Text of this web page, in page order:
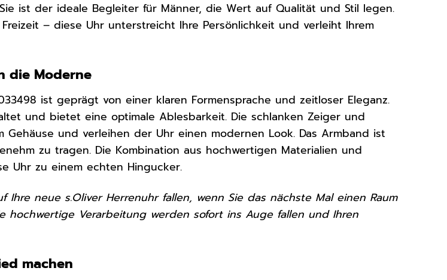
ist der ideale Begleiter für Männer, die Wert auf Qualität und Stil legen.
– diese Uhr unterstreicht Ihre Persönlichkeit und verleiht Ihrem
die Moderne
ist geprägt von einer klaren Formensprache und zeitloser Eleganz.
und bietet eine optimale Ablesbarkeit. Die schlanken Zeiger und
und verleihen der Uhr einen modernen Look. Das Armband ist
zu tragen. Die Kombination aus hochwertigen Materialien und
Uhr zu einem echten Hingucker.
Ihre neue s.Oliver Herrenuhr fallen, wenn Sie das nächste Mal einen Raum
hochwertige Verarbeitung werden sofort ins Auge fallen und Ihren
machen